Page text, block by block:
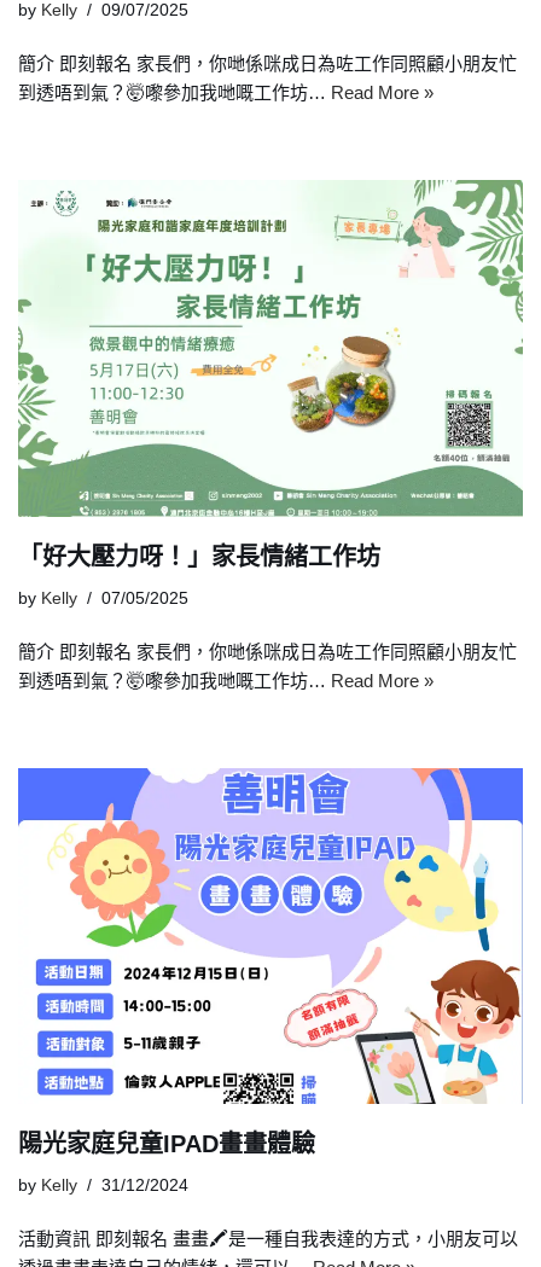
by Kelly 09/07/2025
簡介 即刻報名 家長們，你哋係咪成日為咗工作同照顧小朋友忙
到透唔到氣？🤯嚟參加我哋嘅工作坊… Read More »
「好大壓力呀！」家長情緒工作坊
by Kelly 07/05/2025
簡介 即刻報名 家長們，你哋係咪成日為咗工作同照顧小朋友忙
到透唔到氣？🤯嚟參加我哋嘅工作坊… Read More »
陽光家庭兒童IPAD畫畫體驗
by Kelly 31/12/2024
活動資訊 即刻報名 畫畫🖍️是一種自我表達的方式，小朋友可以